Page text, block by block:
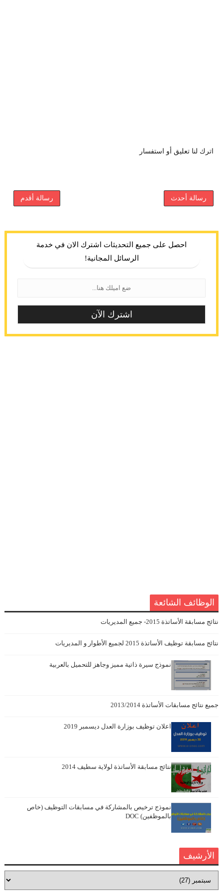
اترك لنا تعليق أو استفسار
رسالة أحدث رسالة أقدم
احصل على جميع التحديثات اشترك الان في خدمة
الرسائل المجانية!
الوظائف الشائعة
نتائج مسابقة الأساتذة 2015- جميع المديريات
نتائج مسابقة توظيف الأساتذة 2015 لجميع الأطوار و المديريات
نموذج سيرة ذاتية مميز وجاهز للتحميل بالعربية
جميع نتائج مسابقات الأساتذة 2013/2014
اعلان توظيف بوزارة العدل ديسمبر 2019
نتائج مسابقة الأساتذة لولاية سطيف 2014
نموذج ترخيص بالمشاركة في مسابقات التوظيف (خاص
بالموظفين) DOC
الأرشيف